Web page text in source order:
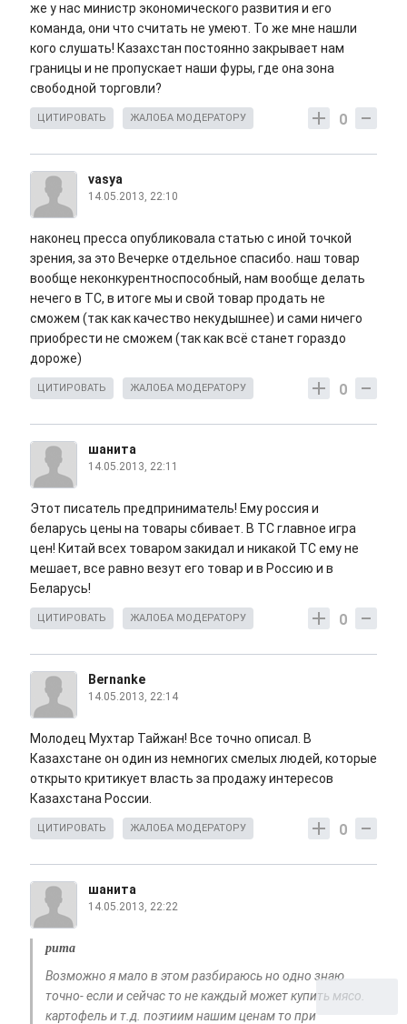
же у нас министр экономического развития и его
команда, они что считать не умеют. То же мне нашли
кого слушать! Казахстан постоянно закрывает нам
границы и не пропускает наши фуры, где она зона
свободной торговли?
0
ЦИТИРОВАТЬ ЖАЛОБА МОДЕРАТОРУ
vasya
14.05.2013, 22:10
наконец пресса опубликовала статью с иной точкой
зрения, за это Вечерке отдельное спасибо. наш товар
вообще неконкурентноспособный, нам вообще делать
нечего в ТС, в итоге мы и свой товар продать не
сможем (так как качество некудышнее) и сами ничего
приобрести не сможем (так как всё станет гораздо
дороже)
0
ЦИТИРОВАТЬ ЖАЛОБА МОДЕРАТОРУ
шанита
14.05.2013, 22:11
Этот писатель предприниматель! Ему россия и
беларусь цены на товары сбивает. В ТС главное игра
цен! Китай всех товаром закидал и никакой ТС ему не
мешает, все равно везут его товар и в Россию и в
Беларусь!
0
ЦИТИРОВАТЬ ЖАЛОБА МОДЕРАТОРУ
Bernanke
14.05.2013, 22:14
Молодец Мухтар Тайжан! Все точно описал. В
Казахстане он один из немногих смелых людей, которые
открыто критикует власть за продажу интересов
Казахстана России.
0
ЦИТИРОВАТЬ ЖАЛОБА МОДЕРАТОРУ
шанита
14.05.2013, 22:22
рита
Возможно я мало в этом разбираюсь но одно знаю
точно- если и сейчас то не каждый может купить мясо.
картофель и т.д. поэтиим нашим ценам то при